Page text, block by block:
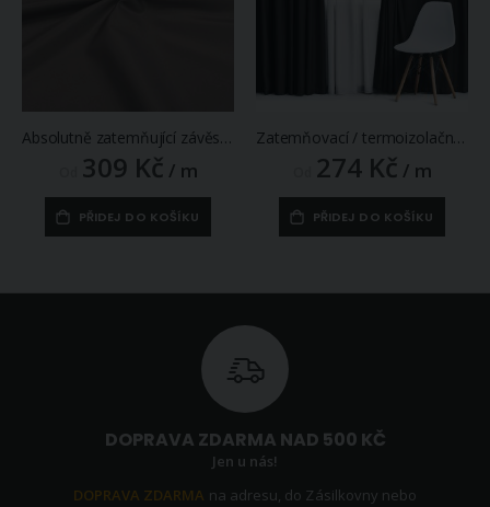
309 Kč / m
PŘIDEJ DO KOŠÍKU
274 Kč / m
PŘIDEJ DO KOŠÍKU
DOPRAVA ZDARMA NAD 500 KČ
Jen u nás!
DOPRAVA ZDARMA na adresu, do Zásilkovny nebo